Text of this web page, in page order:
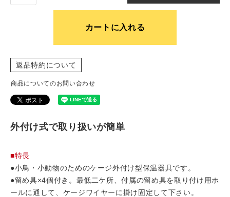
カートに入れる
返品特約について
商品についてのお問い合わせ
外付け式で取り扱いが簡単
■特長
●小鳥・小動物のためのケージ外付け型保温器具です。
●留め具×4個付き。最低二ケ所、付属の留め具を取り付け用ホ
ールに通して、ケージワイヤーに掛け固定して下さい。